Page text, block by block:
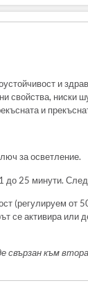
и
свойства,
и
за осветление.
до 25 минути.
(регулируем
се активира
към